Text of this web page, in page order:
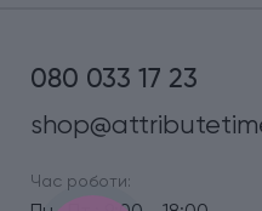
080 033 17 23
Час роботи: